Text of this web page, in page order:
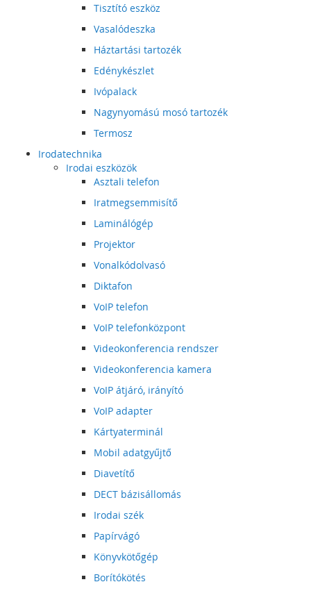
Tisztító eszköz
Vasalódeszka
Háztartási tartozék
Edénykészlet
Ivópalack
Nagynyomású mosó tartozék
Termosz
Irodatechnika
Irodai eszközök
Asztali telefon
Iratmegsemmisítő
Laminálógép
Projektor
Vonalkódolvasó
Diktafon
VoIP telefon
VoIP telefonközpont
Videokonferencia rendszer
Videokonferencia kamera
VoIP átjáró, irányító
VoIP adapter
Kártyaterminál
Mobil adatgyűjtő
Diavetítő
DECT bázisállomás
Irodai szék
Papírvágó
Könyvkötőgép
Borítókötés